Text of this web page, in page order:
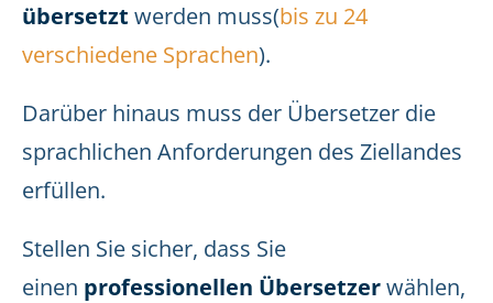
übersetzt werden muss(bis zu 24
verschiedene Sprachen).
Darüber hinaus muss der Übersetzer die
sprachlichen Anforderungen des Ziellandes
erfüllen.
Stellen Sie sicher, dass Sie
einen professionellen Übersetzerwählen,